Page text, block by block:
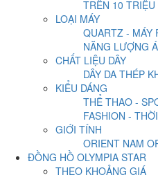
TRÊN 10 TRIỆU
LOẠI MÁY
QUARTZ - MÁY
NĂNG LƯỢNG
CHẤT LIỆU DÂY
DÂY DA THÉP
KIỂU DÁNG
THỂ THAO -
FASHION -
GIỚI TÍNH
ORIENT NAM
ĐỒNG HỒ OLYMPIA STAR
THEO KHOẢNG GIÁ